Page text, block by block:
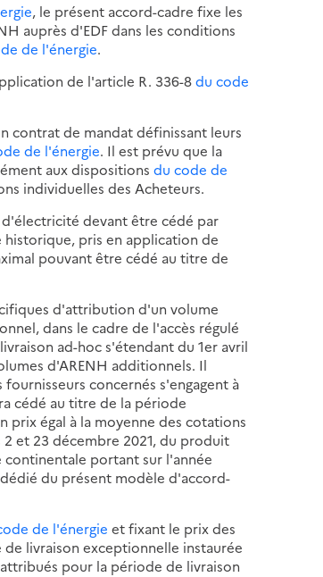
, le présent accord-cadre fixe les
auprès d'EDF dans les conditions
de l'énergie.
de l'article R. 336-8du code
contrat de mandat définissant leurs
de l'énergie. Il est prévu que la
aux dispositionsdu code de
individuelles des Acheteurs.
d'électricité devant être cédé par
historique, pris en application de
pouvant être cédé au titre de
d'attribution d'un volume
dans le cadre de l'accès régulé
ad-hoc s'étendant du 1er avril
d'ARENH additionnels. Il
concernés s'engagent à
cédé au titre de la période
prix égal à la moyenne des cotations
et 23 décembre 2021, du produit
portant sur l'année
du présent modèle d'accord-
de l'énergie et fixant le prix des
livraison exceptionnelle instaurée
pour la période de livraison